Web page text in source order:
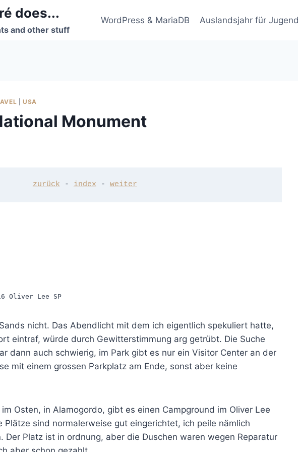
does...
and other stuff
WordPress & MariaDB Auslandsjahr für
|USA
Monument
zurück - index - weiter
Oliver Lee SP
nicht. Das Abendlicht mit dem ich eigentlich spekuliert hatte,
eintraf, würde durch Gewitterstimmung arg getrübt. Die Suche
dann auch schwierig, im Park gibt es nur ein Visitor Center an der
mit einem grossen Parkplatz am Ende, sonst aber keine
Osten, in Alamogordo, gibt es einen Campground im Oliver Lee
Plätze sind normalerweise gut eingerichtet, ich peile nämlich
Der Platz ist in ordnung, aber die Duschen waren wegen Reparatur